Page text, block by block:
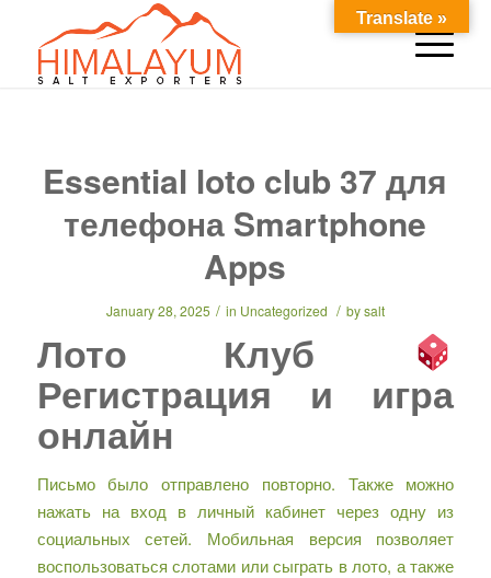
Essential loto club 37 для
телефона Smartphone
Apps
January 28, 2025 / in Uncategorized / bysalt
Лото Клуб
Регистрация и игра
онлайн
Письмо было отправлено повторно. Также можно
нажать на вход в личный кабинет через одну из
социальных сетей. Мобильная версия позволяет
воспользоваться слотами или сыграть в лото, а также
Translate »